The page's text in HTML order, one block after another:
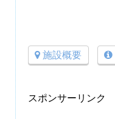
施設概要
スポンサーリンク